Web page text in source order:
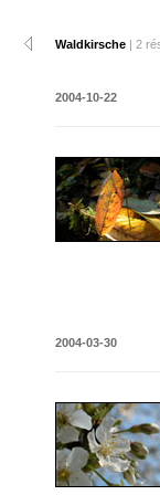
Waldkirsche | 2
2004-10-22
2004-03-30